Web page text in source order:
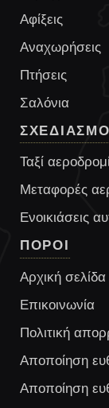
Αφίξεις
Αναχωρήσεις
Πτήσεις
Σαλόνια
Ταξί
Μεταφορές
Ενοικιάσεις
ΠΟΡΟΙ
Αρχική σελίδα
Επικοινωνία
Πολιτική
Αποποίηση
Αποποίηση